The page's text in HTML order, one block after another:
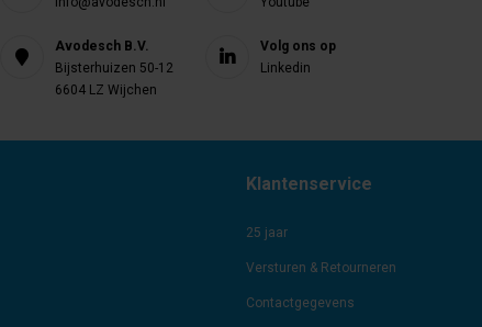
Avodesch B.V.
Bijsterhuizen 50-12
6604 LZ Wijchen
Volg ons op
Linkedin
Klantenservice
25 jaar
Versturen & Retourneren
Contactgegevens